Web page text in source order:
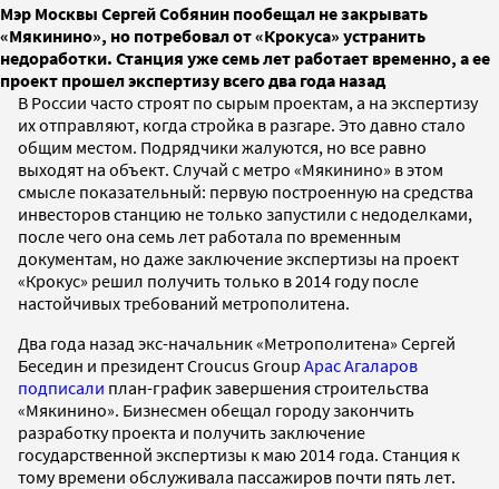
Мэр Москвы Сергей Собянин пообещал не закрывать
«Мякинино», но потребовал от «Крокуса» устранить
недоработки. Станция уже семь лет работает временно, а ее
проект прошел экспертизу всего два года назад
В России часто строят по сырым проектам, а на экспертизу
их отправляют, когда стройка в разгаре. Это давно стало
общим местом. Подрядчики жалуются, но все равно
выходят на объект. Случай с метро «Мякинино» в этом
смысле показательный: первую построенную на средства
инвесторов станцию не только запустили с недоделками,
после чего она семь лет работала по временным
документам, но даже заключение экспертизы на проект
«Крокус» решил получить только в 2014 году после
настойчивых требований метрополитена.
Два года назад экс-начальник «Метрополитена» Сергей
Беседин и президент Croucus Group Арас Агаларов
подписали план-график завершения строительства
«Мякинино». Бизнесмен обещал городу закончить
разработку проекта и получить заключение
государственной экспертизы к маю 2014 года. Станция к
тому времени обслуживала пассажиров почти пять лет.